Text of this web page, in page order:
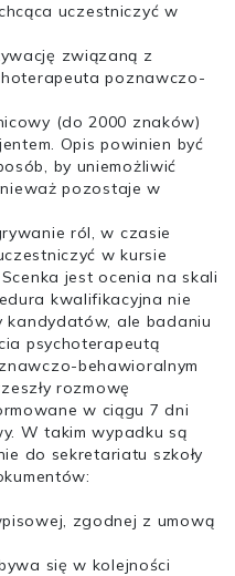
uczestniczyć w
związaną z
poznawczo-
(do 2000 znaków)
Opis powinien być
by uniemożliwić
pozostaje w
ról, w czasie
w kursie
jest ocenia na skali
kwalifikacyjna nie
kandydatów, ale badaniu
psychoterapeutą
behawioralnym
rozmowę
w ciągu 7 dni
W takim wypadku są
do sekretariatu szkoły
zgodnej z umową
się w kolejności